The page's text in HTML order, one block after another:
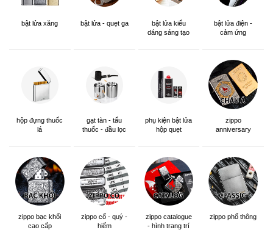
bật lửa xăng bật lửa - quẹt ga
bật lửa kiểu
dáng sáng tạo
bật lửa điện -
cảm ứng
hộp đựng thuốc
lá
gạt tàn - tẩu
thuốc - đầu lọc
phụ kiện bật lửa
hộp quẹt
zippo
anniversary
zippo bạc khối
cao cấp
zippo cổ - quý -
hiếm
zippo catalogue
- hình trang trí
zippo phổ thông